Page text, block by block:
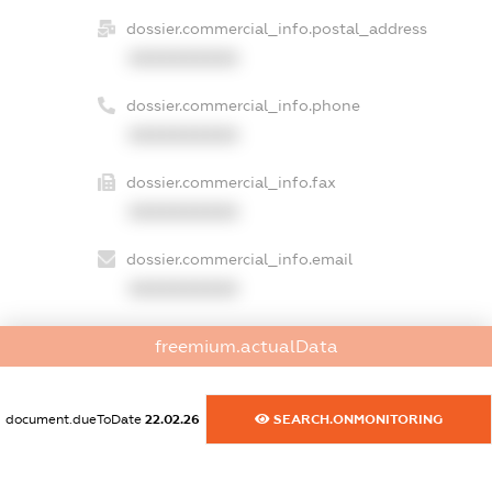
dossier.commercial_info.postal_address
dossier.commercial_info.phone
dossier.commercial_info.fax
dossier.commercial_info.email
XXXXXXXXXX
dossier.commercial_info.activity
XXXXXXXXXX
freemium.actualData
document.dueToDate 22.02.26 SEARCH.ONMONITORING